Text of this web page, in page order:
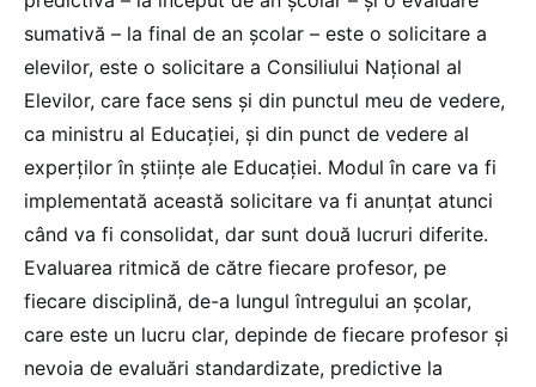
sumativă – la final de an școlar – este o solicitare a
elevilor, este o solicitare a Consiliului Național al
Elevilor, care face sens și din punctul meu de vedere,
ca ministru al Educației, și din punct de vedere al
experților în științe ale Educației. Modul în care va fi
implementată această solicitare va fi anunțat atunci
când va fi consolidat, dar sunt două lucruri diferite.
Evaluarea ritmică de către fiecare profesor, pe
fiecare disciplină, de-a lungul întregului an școlar,
care este un lucru clar, depinde de fiecare profesor și
nevoia de evaluări standardizate, predictive la